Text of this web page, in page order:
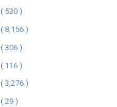
( 530 )
( 8,156 )
( 306 )
( 116 )
( 3,276 )
( 29 )